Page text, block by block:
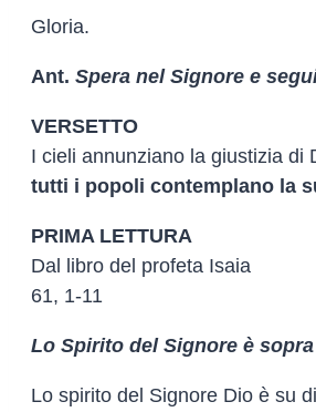
Gloria.
Ant. Spera nel Signore e
VERSETTO
I cieli annunziano la giustizia di
tutti i popoli contemplano la
PRIMA LETTURA
Dal libro del profeta Isaia
61, 1-11
Lo Spirito del Signore è
Lo spirito del Signore Dio è su